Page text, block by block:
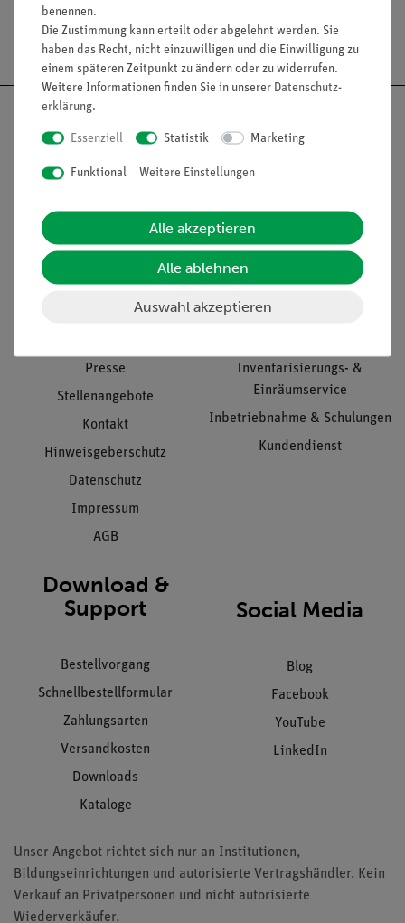
Versandkostenfrei ab 300,- €
Nach oben
Informationen
Unternehmen
Presse
Stellenangebote
Kontakt
Hinweisgeberschutz
Datenschutz
Impressum
AGB
Service
Übersicht Service
Inventarisierungs- &
Einräumservice
Inbetriebnahme & Schulungen
Kundendienst
Download &
Support
Bestellvorgang
Schnellbestellformular
Zahlungsarten
Versandkosten
Downloads
Kataloge
Social Media
Blog
Facebook
YouTube
LinkedIn
Unser Angebot richtet sich nur an Institutionen,
Bildungseinrichtungen und autorisierte Vertragshändler. Kein
Verkauf an Privatpersonen und nicht autorisierte
Wiederverkäufer.
benennen.
Die Zustimmung kann erteilt oder abgelehnt werden. Sie
haben das Recht, nicht einzuwilligen und die Einwilligung zu
einem späteren Zeitpunkt zu ändern oder zu widerrufen.
Weitere Informationen finden Sie in unserer Daten­schutz­
erklärung.
Essenziell Statistik Marketing
Funktional Weitere Einstellungen
Alle akzeptieren
Alle ablehnen
Auswahl akzeptieren